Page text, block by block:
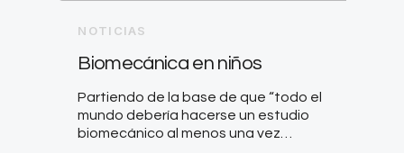
NOTICIAS
Biomecánica en niños
Partiendo de la base de que “todo el
mundo debería hacerse un estudio
biomecánico al menos una vez…